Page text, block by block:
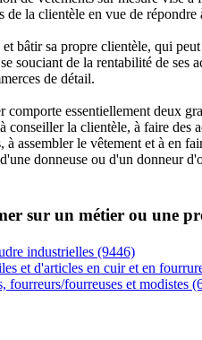
la clientèle en vue de répondre
bâtir sa propre clientèle, qui
souciant de la rentabilité de ses
de détail.
essentiellement deux
conseiller la clientèle, à faire
à assembler le vêtement et à en
donneuse ou d'un donneur
sur un métier ou une
industrielles (9446)
et d'articles en cuir et en
fourreurs/fourreuses et modistes